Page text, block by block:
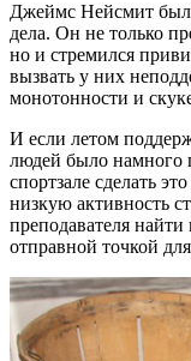
Джеймс Нейсмит был
дела. Он не только
но и стремился
вызвать у них
монотонности и
И если летом
людей было намного
спортзале сделать
низкую активность
преподавателя
отправной точкой